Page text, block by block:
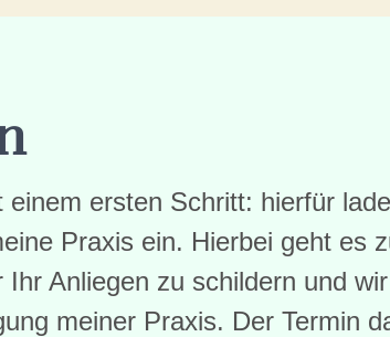
ersten Schritt: hierfür
Praxis ein. Hierbei geht es
Anliegen zu schildern und
meiner Praxis. Der Termin